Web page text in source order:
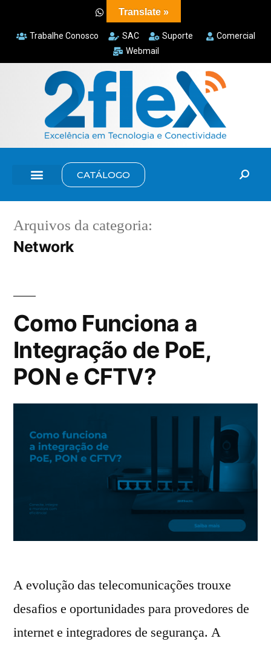
Trabalhe Conosco SAC Suporte
Comercial
Webmail
CATÁLOGO
Arquivos da categoria:
Network
Como Funciona a
Integração de PoE,
PON e CFTV?
A evolução das telecomunicações trouxe
desafios e oportunidades para provedores de
internet e integradores de segurança. A
Translate »